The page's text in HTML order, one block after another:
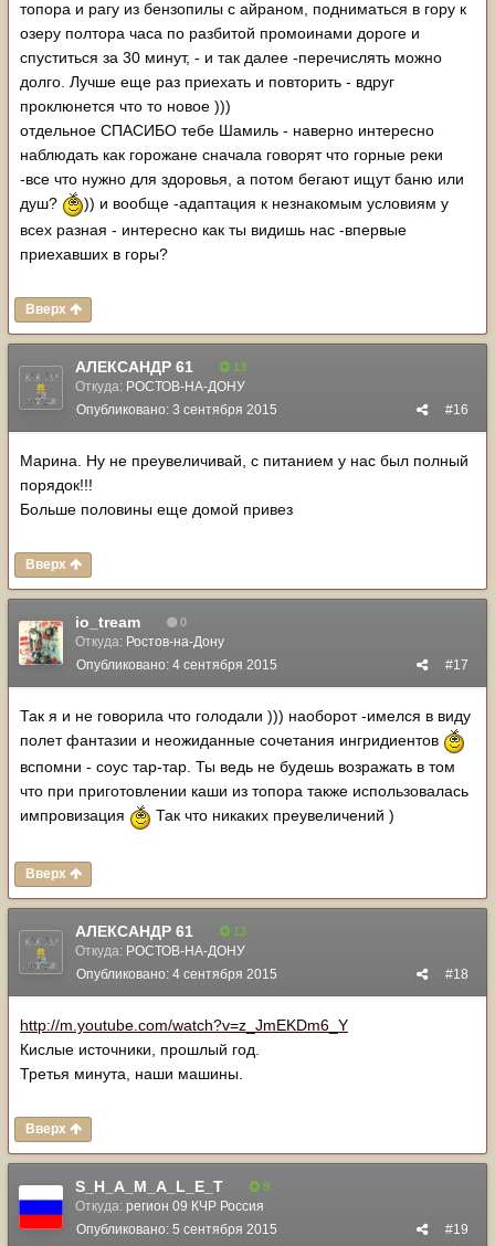
топора и рагу из бензопилы с айраном, подниматься в гору к
озеру полтора часа по разбитой промоинами дороге и
спуститься за 30 минут, - и так далее -перечислять можно
долго. Лучше еще раз приехать и повторить - вдруг
проклюнется что то новое )))
отдельное СПАСИБО тебе Шамиль - наверно интересно
наблюдать как горожане сначала говорят что горные реки
-все что нужно для здоровья, а потом бегают ищут баню или
душ?
)) и вообще -адаптация к незнакомым условиям у
всех разная - интересно как ты видишь нас -впервые
приехавших в горы?
Вверх
АЛЕКСАНДР 61 13
Откуда: РОСТОВ-НА-ДОНУ
#16
Опубликовано: 3 сентября 2015
Марина. Ну не преувеличивай, с питанием у нас был полный
порядок!!!
Больше половины еще домой привез
Вверх
io_tream 0
Откуда: Ростов-на-Дону
#17
Опубликовано: 4 сентября 2015
Так я и не говорила что голодали ))) наоборот -имелся в виду
полет фантазии и неожиданные сочетания ингридиентов
вспомни - соус тар-тар. Ты ведь не будешь возражать в том
что при приготовлении каши из топора также использовалась
импровизация
Так что никаких преувеличений )
Вверх
АЛЕКСАНДР 61 13
Откуда: РОСТОВ-НА-ДОНУ
#18
Опубликовано: 4 сентября 2015
http://m.youtube.com/watch?v=z_JmEKDm6_Y
Кислые источники, прошлый год.
Третья минута, наши машины.
Вверх
S_H_A_M_A_L_E_T 9
Откуда: регион 09 КЧР Россия
#19
Опубликовано: 5 сентября 2015